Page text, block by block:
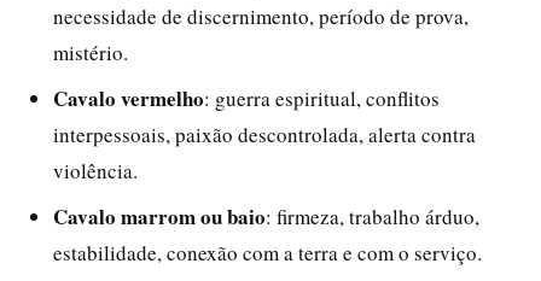
necessidade de discernimento, período de prova,
mistério.
Cavalo vermelho: guerra espiritual, conflitos
interpessoais, paixão descontrolada, alerta contra
violência.
Cavalo marrom ou baio: firmeza, trabalho árduo,
estabilidade, conexão com a terra e com o serviço.